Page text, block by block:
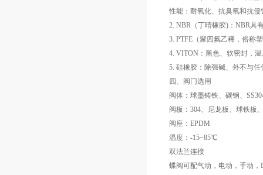
性能：耐氧化、抗臭氧和抗
2. NBR（丁晴橡胶)：NBR具
3. PTFE（聚四氟乙稀，俗称
4. VITON：黑色、软密封，
5. 硅橡胶：除强碱、外不与
四、阀门选用
阀体：球墨铸铁、碳钢、
阀板：304、尼龙板、球铁板
阀座：EPDM
温度：-15~85℃
双法兰连接
蝶阀可配气动，电动，手动